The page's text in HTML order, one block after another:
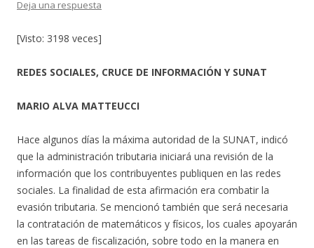
Deja una respuesta
[Visto: 3198 veces]
REDES SOCIALES, CRUCE DE INFORMACIÓN Y SUNAT
MARIO ALVA MATTEUCCI
Hace algunos días la máxima autoridad de la SUNAT, indicó
que la administración tributaria iniciará una revisión de la
información que los contribuyentes publiquen en las redes
sociales. La finalidad de esta afirmación era combatir la
evasión tributaria. Se mencionó también que será necesaria
la contratación de matemáticos y físicos, los cuales apoyarán
en las tareas de fiscalización, sobre todo en la manera en